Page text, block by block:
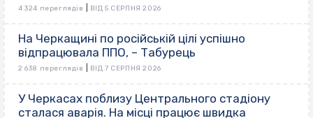
4 324 переглядів ВІД 5 СЕРПНЯ 2026
На Черкащині по російській цілі успішно
відпрацювала ППО, – Табурець
2 638 переглядів ВІД 7 СЕРПНЯ 2026
У Черкасах поблизу Центрального стадіону
сталася аварія. На місці працює швидка